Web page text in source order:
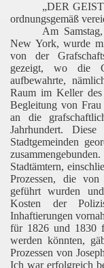
„DER
ordnungsgemäß
Am
New York, wurde
von der
gezeigt, wo die
aufbewahrte,
Raum im Keller des
Begleitung von
an die
Jahrhundert.
Stadtgemeinden
Stadtämtern,
Prozessen, die
geführt wurden
Kosten der
Inhaftierungen
für 1826 und 1830
werden könnten,
Prozessen von
Ich war erfolgreich